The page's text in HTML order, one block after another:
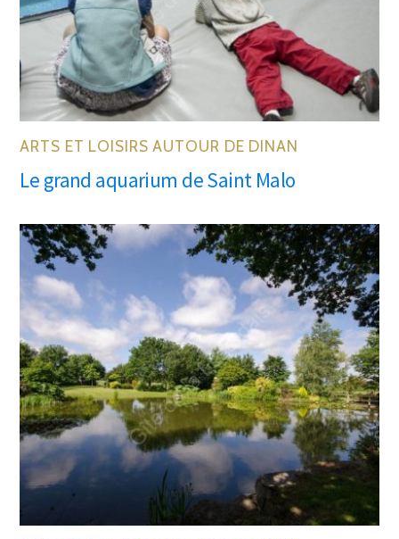
ARTS ET LOISIRS AUTOUR DE DINAN
Le grand aquarium de Saint Malo